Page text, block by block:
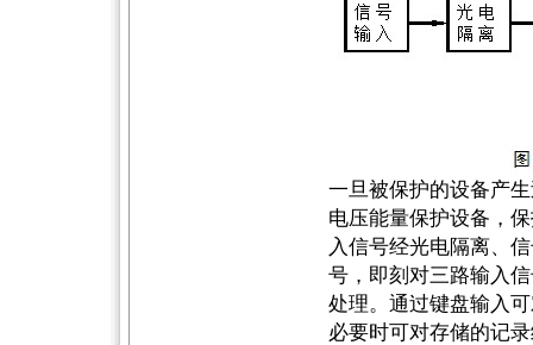
一旦被保护的设备产
电压能量保护设备，
入信号经光电隔离、
号，即刻对三路输入
处理。通过键盘输入
必要时可对存储的记